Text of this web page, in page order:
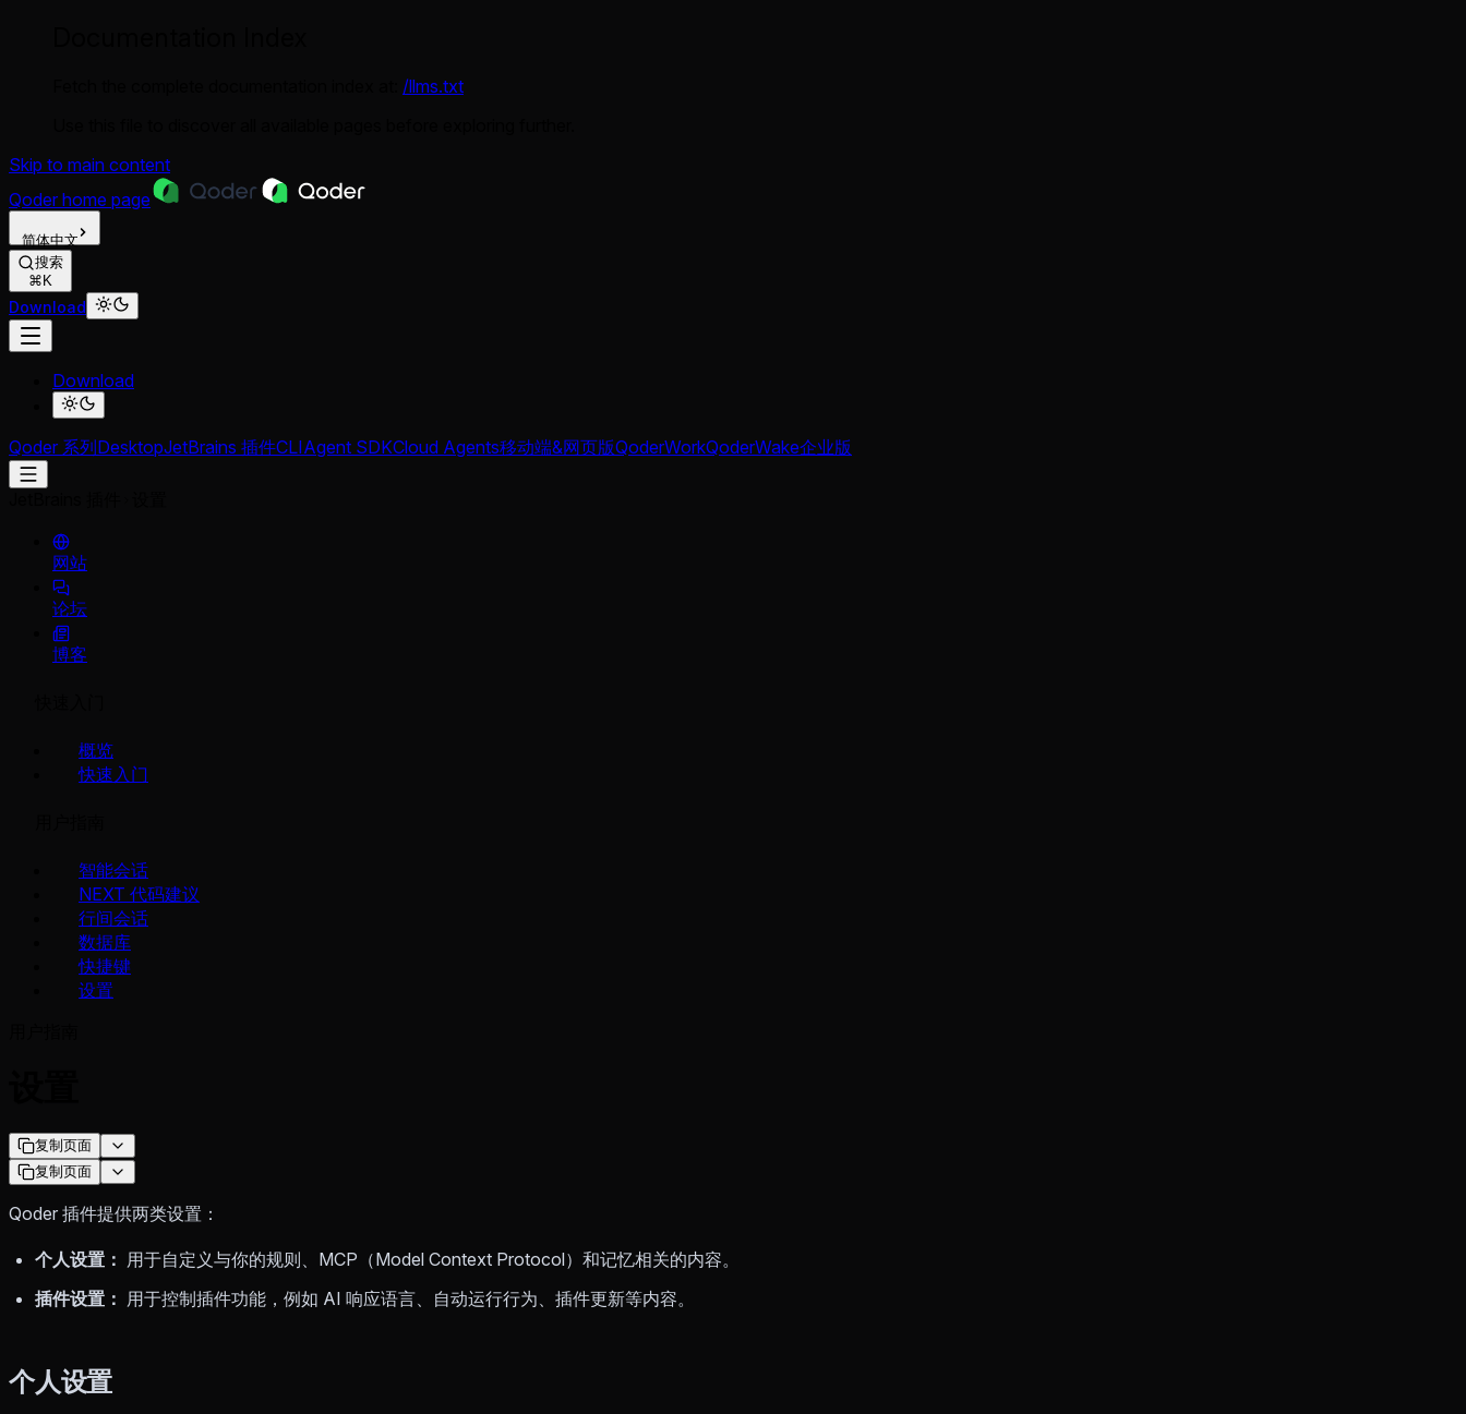
/llms.txt
Skip to main content
Qoder home page
简体中文
搜索
⌘K
Download
Download
Qoder 系列DesktopJetBrains 插件CLIAgent SDKCloud Agents移动端&网页版QoderWorkQoderWake企业版
网站
论坛
博客
概览
快速入门
智能会话
NEXT 代码建议
行间会话
数据库
快捷键
设置
复制页面
复制页面
Qoder 插件提供两类设置：
个人设置： 用于自定义与你的规则、MCP（Model Context Protocol）和记忆相关的内容。
插件设置： 用于控制插件功能，例如 AI 响应语言、自动运行行为、插件更新等内容。
个人设置